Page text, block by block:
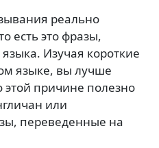
реально
есть это фразы,
Изучая короткие
языке, вы лучше
причине полезно
или
переведенные на